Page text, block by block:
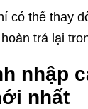
có thể thay
trả lại
nhập
nhất